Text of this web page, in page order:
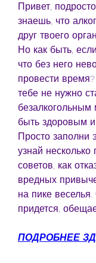
Привет,
знаешь, что
друг твоего
Но как быть,
что без него
провести
тебе не нужно
быть здоровым
Просто заполни
узнай несколько
советов, как
вредных
на пике веселья.
придется,
ПОДРОБНЕЕ